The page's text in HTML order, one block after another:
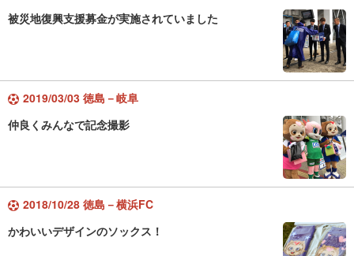
被災地復興支援募金が実施されていました
2019/03/03 徳島－岐阜
仲良くみんなで記念撮影
2018/10/28 徳島－横浜FC
かわいいデザインのソックス！